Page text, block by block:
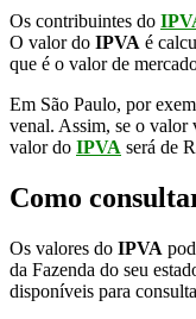
Os contribuintes do
O valor do IPVA é
que é o valor de
Em São Paulo, por
venal. Assim, se o
valor do IPVA será de
Como
Os valores do IPVA
da Fazenda do seu
disponíveis para